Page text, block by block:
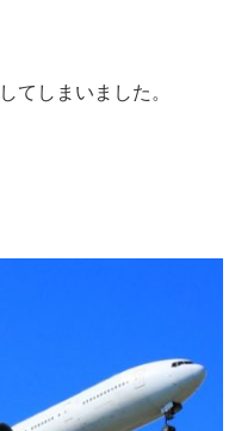
してしまいました。